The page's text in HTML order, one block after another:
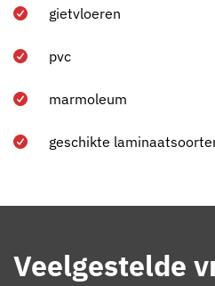
gietvloeren
pvc
marmoleum
geschikte
Veelgestelde